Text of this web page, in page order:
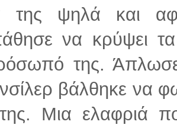
της ψηλά και
να κρύψει
της. Άπλωσε
βάλθηκε να
Μια ελαφριά